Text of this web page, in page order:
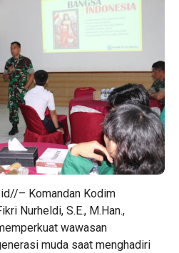
– Komandan Kodim
Nurheldi, S.E., M.Han.,
wawasan
muda saat menghadiri